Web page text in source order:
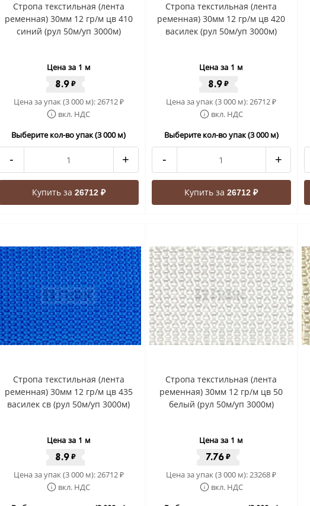
Стропа текстильная (лента
ременная) 30мм 12 гр/м цв 410
синий (рул 50м/уп 3000м)
Цена за 1 м
8.9₽
Цена за упак (3 000 м):26712₽
вкл. НДС
Выберите кол-во упак (3 000 м)
- +
Купить за 26712 ₽
Стропа текстильная (лента
ременная) 30мм 12 гр/м цв 420
василек (рул 50м/уп 3000м)
Цена за 1 м
8.9₽
Цена за упак (3 000 м):26712₽
вкл. НДС
Выберите кол-во упак (3 000 м)
- +
Купить за26712 ₽
Стропа текстильная (лента
ременная) 30мм 12 гр/м цв 435
василек св (рул 50м/уп 3000м)
Цена за 1 м
8.9₽
Цена за упак (3 000 м):26712₽
вкл. НДС
Стропа текстильная (лента
ременная) 30мм 12 гр/м цв 50
белый (рул 50м/уп 3000м)
Цена за 1 м
7.76₽
Цена за упак (3 000 м):23268₽
вкл. НДС